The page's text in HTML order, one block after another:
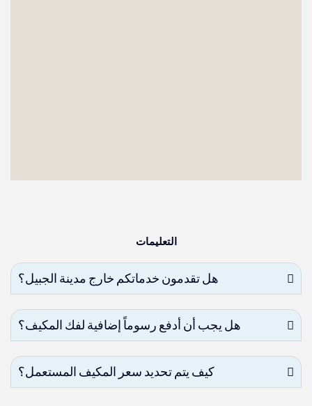
التعليمات
هل تقدمون خدماتكم خارج مدينة الجبيل؟
هل يجب أن أدفع رسوماً إضافية لفك المكيف؟
كيف يتم تحديد سعر المكيف المستعمل؟